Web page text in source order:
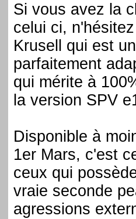
Si vous avez la
celui ci,
Krusell qui est
parfaitement
qui mérite à
la version SPV
Disponible à
1er Mars, c'est
ceux qui
vraie seconde
agressions